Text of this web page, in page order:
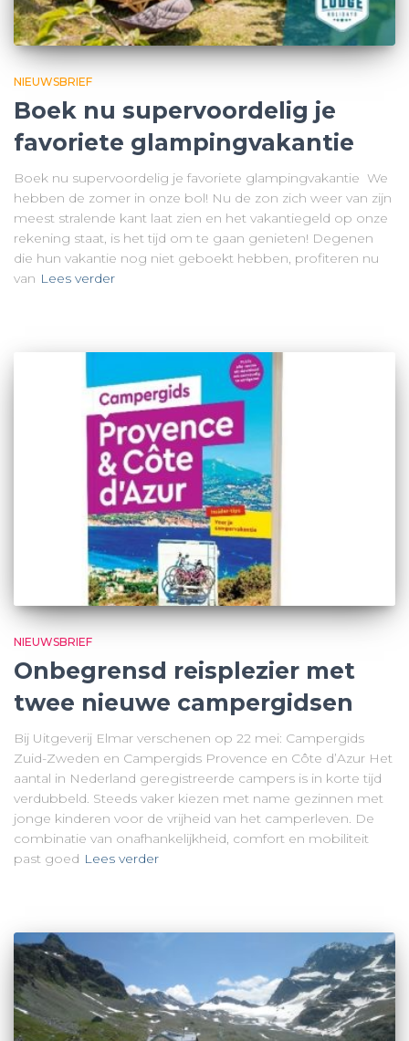
NIEUWSBRIEF
Boek nu supervoordelig je
favoriete glampingvakantie
Boek nu supervoordelig je favoriete glampingvakantie We
hebben de zomer in onze bol! Nu de zon zich weer van zijn
meest stralende kant laat zien en het vakantiegeld op onze
rekening staat, is het tijd om te gaan genieten! Degenen
die hun vakantie nog niet geboekt hebben, profiteren nu
van Lees verder
NIEUWSBRIEF
Onbegrensd reisplezier met
twee nieuwe campergidsen
Bij Uitgeverij Elmar verschenen op 22 mei: Campergids
Zuid-Zweden en Campergids Provence en Côte d’Azur Het
aantal in Nederland geregistreerde campers is in korte tijd
verdubbeld. Steeds vaker kiezen met name gezinnen met
jonge kinderen voor de vrijheid van het camperleven. De
combinatie van onafhankelijkheid, comfort en mobiliteit
past goed Lees verder